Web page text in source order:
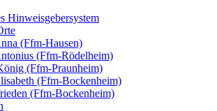
Hinweisgebersystem
(Ffm-Hausen)
(Ffm-Rödelheim)
(Ffm-Praunheim)
(Ffm-Bockenheim)
(Ffm-Bockenheim)